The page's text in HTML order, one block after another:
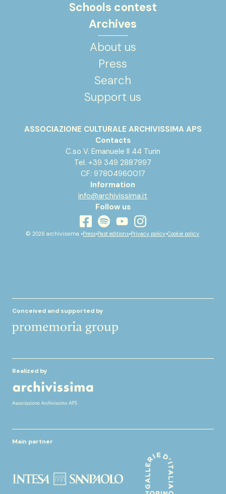
Schools contest
Archives
About us
Press
Search
Support us
ASSOCIAZIONE CULTURALE ARCHIVISSIMA APS
Contacts
C.so V. Emanuele II 44 Turin
Tel. +39 349 2887997
CF: 97804960017
Information
info@archivissima.it
Follow us
facebook
spotifyyoutubeinstagram
© 2026 archivissima •Press•Past editions•Privacy policy•Cookie policy
Conceived and supported by
Realized by
Main partner